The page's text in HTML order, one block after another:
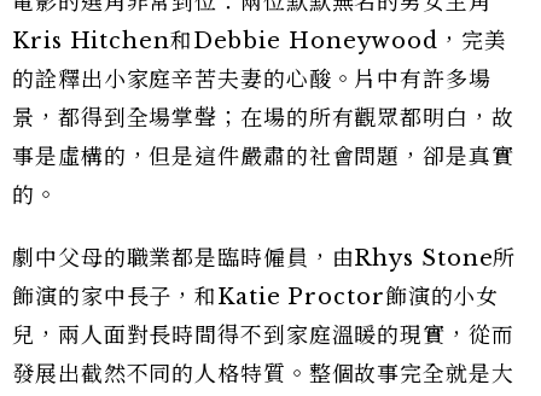
Kris Hitchen和Debbie Honeywood，完美
的詮釋出小家庭辛苦夫妻的心酸。片中有許多場
景，都得到全場掌聲；在場的所有觀眾都明白，故
事是虛構的，但是這件嚴肅的社會問題，卻是真實
的。
劇中父母的職業都是臨時僱員，由Rhys Stone所
飾演的家中長子，和Katie Proctor飾演的小女
兒，兩人面對長時間得不到家庭溫暖的現實，從而
發展出截然不同的人格特質。整個故事完全就是大